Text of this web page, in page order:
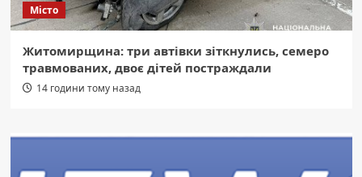
Місто
Житомирщина: три автівки зіткнулись, семеро
травмованих, двоє дітей постраждали
14 години тому назад